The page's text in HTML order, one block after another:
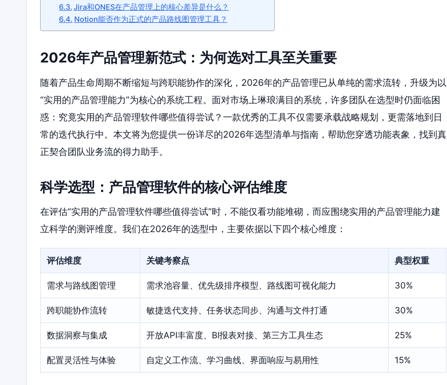
Jira和ONES在产品管理上的核心差异是什么？
Notion能否作为正式的产品路线图管理工具？
2026年产品管理新范式：为何选对工具至关重要
随着产品生命周期不断缩短与跨职能协作的深化，2026年的产品管理已从单纯的需求流转，升级为以
“实用的产品管理能力”为核心的系统工程。面对市场上琳琅满目的系统，许多团队在选型时仍面临困
惑：究竟实用的产品管理软件哪些值得尝试？一款优秀的工具不仅需要承载战略规划，更需落地到日
常的迭代执行中。本文将为您提供一份详尽的2026年选型清单与指南，帮助您穿透功能表象，找到真
正契合团队业务流的得力助手。
科学选型：产品管理软件的核心评估维度
在评估“实用的产品管理软件哪些值得尝试”时，不能仅看功能堆砌，而应围绕实用的产品管理能力建
立科学的测评维度。我们在2026年的选型中，主要依据以下四个核心维度：
评估维度 关键考察点 典型权重
需求与路线图管理 需求池容量、优先级排序模型、路线图可视化能力 30%
跨职能协作流转 敏捷迭代支持、任务状态同步、沟通与文件打通 30%
数据洞察与集成 开放API丰富度、BI报表对接、第三方工具生态 25%
配置灵活性与体验 自定义工作流、学习曲线、界面响应与易用性 15%